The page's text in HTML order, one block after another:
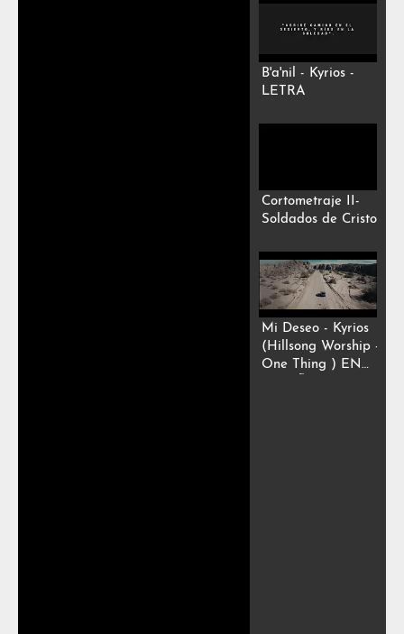
B'a'nil - Kyrios -
LETRA
Cortometraje II-
Soldados de Cristo
Mi Deseo - Kyrios
(Hillsong Worship -
One Thing ) EN